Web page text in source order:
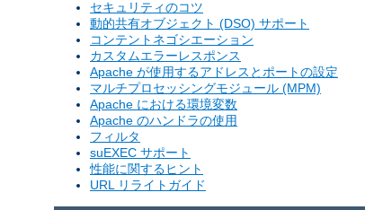
セキュリティのコツ
動的共有オブジェクト (DSO) サポート
コンテントネゴシエーション
カスタムエラーレスポンス
Apache が使用するアドレスとポートの設定
マルチプロセッシングモジュール (MPM)
Apache における環境変数
Apache のハンドラの使用
フィルタ
suEXEC サポート
性能に関するヒント
URL リライトガイド